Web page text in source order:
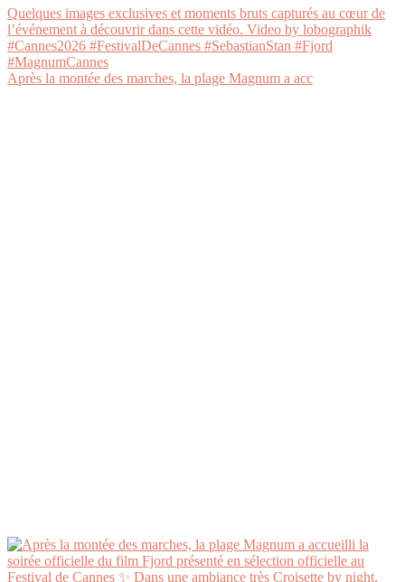
Après la montée des marches, la plage Magnum a acc